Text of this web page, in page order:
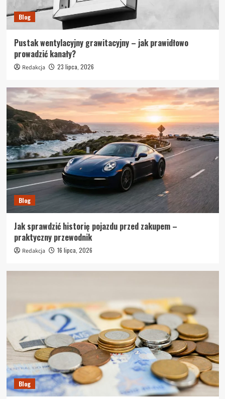
Blog
Pustak wentylacyjny grawitacyjny – jak prawidłowo
prowadzić kanały?
Redakcja 23 lipca, 2026
Blog
Jak sprawdzić historię pojazdu przed zakupem –
praktyczny przewodnik
Redakcja 16 lipca, 2026
Blog